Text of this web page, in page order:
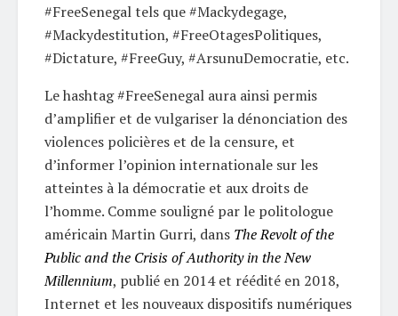
#FreeSenegal tels que #Mackydegage,
#Mackydestitution, #FreeOtagesPolitiques,
#Dictature, #FreeGuy, #ArsunuDemocratie, etc.
Le hashtag #FreeSenegal aura ainsi permis
d’amplifier et de vulgariser la dénonciation des
violences policières et de la censure, et
d’informer l’opinion internationale sur les
atteintes à la démocratie et aux droits de
l’homme. Comme souligné par le politologue
américain Martin Gurri, dans The Revolt of the
Public and the Crisis of Authority in the New
Millennium, publié en 2014 et réédité en 2018,
Internet et les nouveaux dispositifs numériques